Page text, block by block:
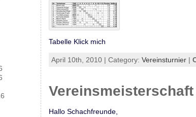
Tabelle Klick mich
April 10th, 2010 | Category: Vereinsturnier |
Vereinsmeisterschaft
Hallo Schachfreunde,